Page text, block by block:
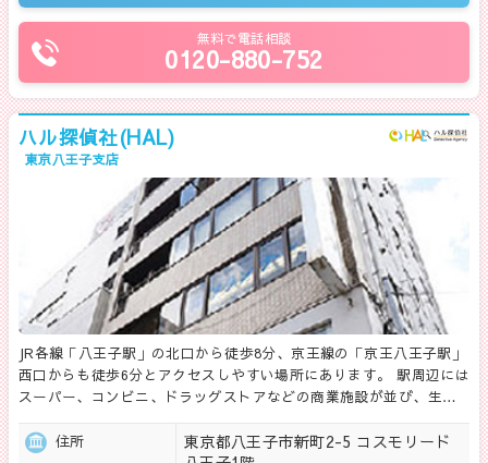
無料で電話相談
0120-880-752
ハル探偵社(HAL)
東京八王子支店
JR各線「八王子駅」の北口から徒歩8分、京王線の「京王八王子駅」
西口からも徒歩6分とアクセスしやすい場所にあります。 駅周辺には
スーパー、コンビニ、ドラッグストアなどの商業施設が並び、生…
住所
東京都八王子市新町2-5 コスモリード